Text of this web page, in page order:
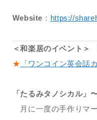
Website ： https://
＜和楽居のイベント＞
★ 「ワンコイン英会話
「たるみタノシカル」
月に一度の手作りマ